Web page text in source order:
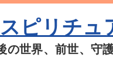
ピリチ
の世界、前世、守